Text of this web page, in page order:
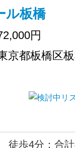
ル板橋
円
京都板橋区
徒歩4分：合